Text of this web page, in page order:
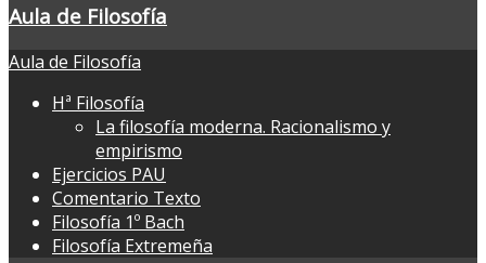
Aula de Filosofía
Aula de Filosofía
Hª Filosofía
La filosofía moderna. Racionalismo y
empirismo
Ejercicios PAU
Comentario Texto
Filosofía 1º Bach
Filosofía Extremeña